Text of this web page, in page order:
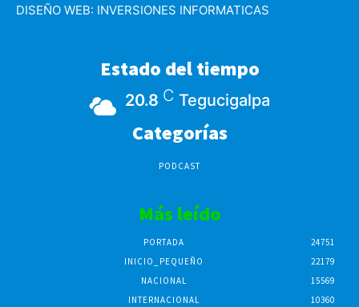
DISEÑO WEB: INVERSIONES INFORMATICAS
Estado del tiempo
20.8 C Tegucigalpa
Categorías
PODCAST
Más leído
PORTADA
24751
INICIO_PEQUEÑO
22179
NACIONAL
15569
INTERNACIONAL
10360